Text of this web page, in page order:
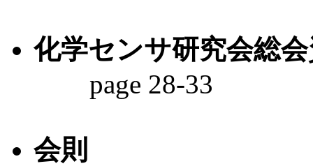
化学センサ研究会総
page 28-33
会則